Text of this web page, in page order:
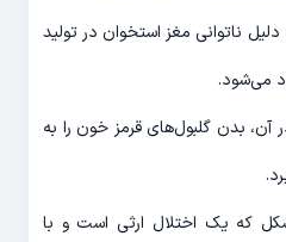
ناتوانی مغز استخوان در تولید
می‌شود.
بدن گلبول‌های قرمز خون را به
که یک اختلال ارثی است و با